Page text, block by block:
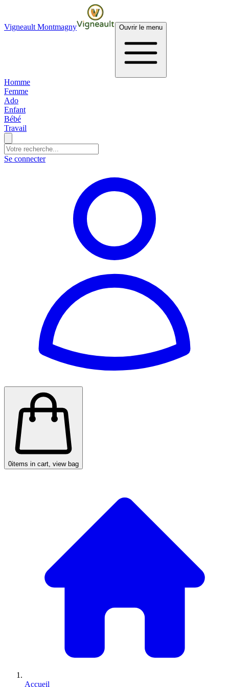
Vigneault Montmagny Ouvrir le menu
Homme
Femme
Ado
Enfant
Bébé
Travail
Se connecter
0items in cart, view bag
Accueil